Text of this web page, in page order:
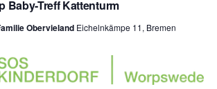
Baby-Treff Kattenturm
Obervieland Eichelnkämpe 11, Bremen